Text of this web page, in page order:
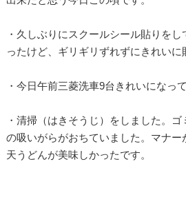
・久しぶりにスクールシール貼りを
ったけど、ギリギリずれずにきれいに
・今日午前三菱洗車9台きれいになっ
・清掃（はきそうじ）をしました。
の吸いがらがおちていました。マナ
天うどんが美味しかったです。